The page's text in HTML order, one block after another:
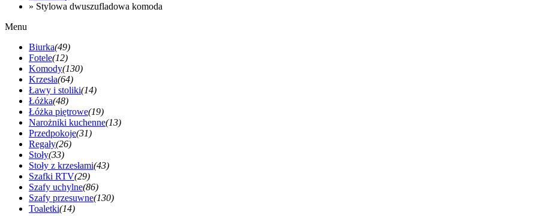
» Stylowa dwuszufladowa komoda
Menu
Biurka(49)
Fotele(12)
Komody(130)
Krzesła(64)
Ławy i stoliki(14)
Łóżka(48)
Łóżka piętrowe(19)
Narożniki kuchenne(13)
Przedpokoje(31)
Regały(26)
Stoły(33)
Stoły z krzesłami(43)
Szafki RTV(29)
Szafy uchylne(86)
Szafy przesuwne(130)
Toaletki(14)